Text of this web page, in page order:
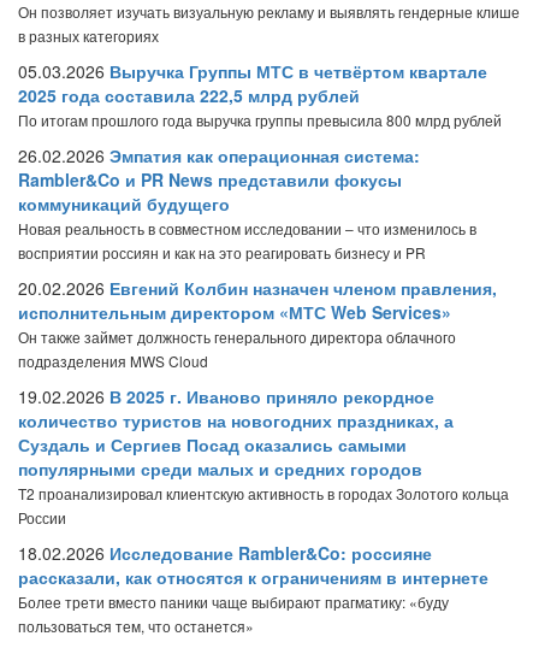
Он позволяет изучать визуальную рекламу и выявлять гендерные клише
в разных категориях
05.03.2026 Выручка Группы МТС в четвёртом квартале
2025 года составила 222,5 млрд рублей
По итогам прошлого года выручка группы превысила 800 млрд рублей
26.02.2026 Эмпатия как операционная система:
Rambler&Co и PR News представили фокусы
коммуникаций будущего
Новая реальность в совместном исследовании – что изменилось в
восприятии россиян и как на это реагировать бизнесу и PR
20.02.2026 Евгений Колбин назначен членом правления,
исполнительным директором «МТС Web Services»
Он также займет должность генерального директора облачного
подразделения MWS Cloud
19.02.2026 В 2025 г. Иваново приняло рекордное
количество туристов на новогодних праздниках, а
Суздаль и Сергиев Посад оказались самыми
популярными среди малых и средних городов
T2 проанализировал клиентскую активность в городах Золотого кольца
России
18.02.2026 Исследование Rambler&Co: россияне
рассказали, как относятся к ограничениям в интернете
Более трети вместо паники чаще выбирают прагматику: «буду
пользоваться тем, что останется»